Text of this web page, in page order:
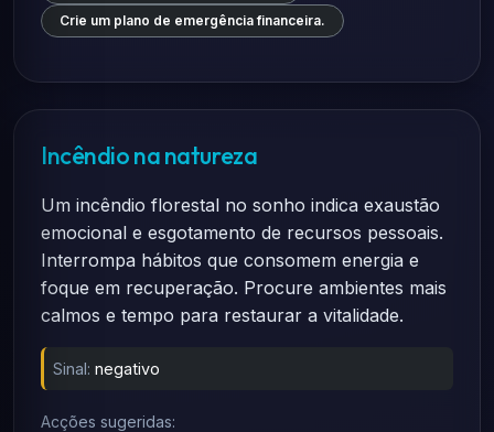
Crie um plano de emergência financeira.
Incêndio na natureza
Um incêndio florestal no sonho indica exaustão
emocional e esgotamento de recursos pessoais.
Interrompa hábitos que consomem energia e
foque em recuperação. Procure ambientes mais
calmos e tempo para restaurar a vitalidade.
Sinal: negativo
Acções sugeridas: